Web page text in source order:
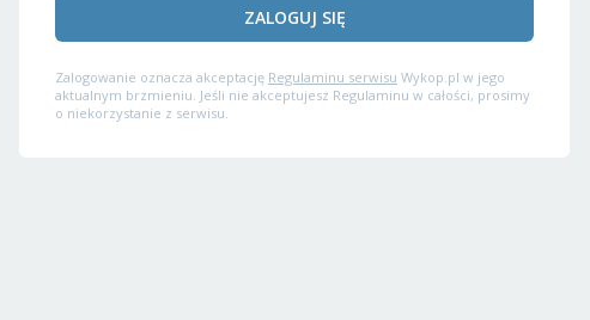
ZALOGUJ SIĘ
Zalogowanie oznacza akceptację Regulaminu serwisu Wykop.pl w jego
aktualnym brzmieniu. Jeśli nie akceptujesz Regulaminu w całości, prosimy
o niekorzystanie z serwisu.